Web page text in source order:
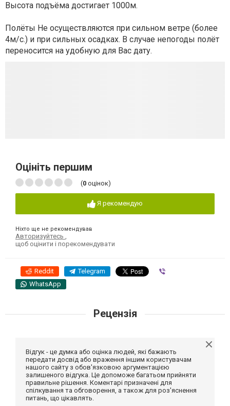
Высота подъёма достигает 1000м.
Полёты Не осуществляются при сильном ветре (более
4м/с.) и при сильных осадках. В случае непогоды полёт
переносится на удобную для Вас дату.
Оцініть першим
(0 оцінок)
Я рекомендую
Ніхто ще не рекомендував
Авторизуйтесь
щоб оцінити і порекомендувати
Reddit Telegram
WhatsApp
Рецензія
Відгук - це думка або оцінка людей, які бажають
передати досвід або враження іншим користувачам
нашого сайту з обов'язковою аргументацією
залишеного відгука. Це допоможе багатьом прийняти
правильне рішення. Коментарі призначені для
спілкування та обговорення, а також для роз'яснення
питань, що цікавлять.